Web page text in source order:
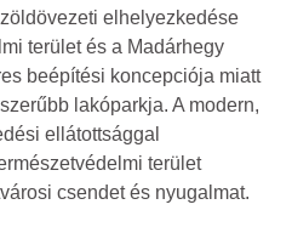
elhelyezkedése
terület és a Madárhegy
beépítési koncepciója miatt
lakóparkja. A modern,
ellátottsággal
terület
csendet és nyugalmat.